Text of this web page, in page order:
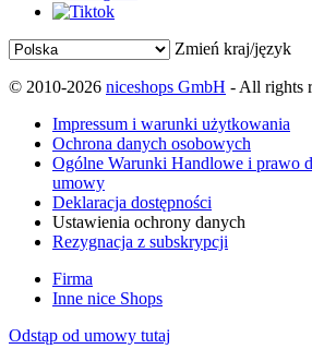
Zmień kraj/język
© 2010-2026 niceshops GmbH - All rights
Impressum i warunki użytkowania
Ochrona danych osobowych
Ogólne Warunki Handlowe i prawo
umowy
Deklaracja dostępności
Ustawienia ochrony danych
Rezygnacja z subskrypcji
Firma
Inne nice Shops
Odstąp od umowy tutaj